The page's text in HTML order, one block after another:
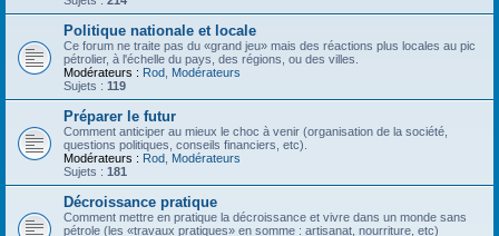
Politique nationale et locale
Ce forum ne traite pas du «grand jeu» mais des réactions plus locales au pic
pétrolier, à l'échelle du pays, des régions, ou des villes.
Modérateurs : Rod Modérateurs
Sujets : 119
Préparer le futur
Comment anticiper au mieux le choc à venir (organisation de la société,
questions politiques, conseils financiers, etc).
Modérateurs : Rod Modérateurs
Sujets : 181
Décroissance pratique
Comment mettre en pratique la décroissance et vivre dans un monde sans
pétrole (les «travaux pratiques» en somme : artisanat, nourriture, etc)